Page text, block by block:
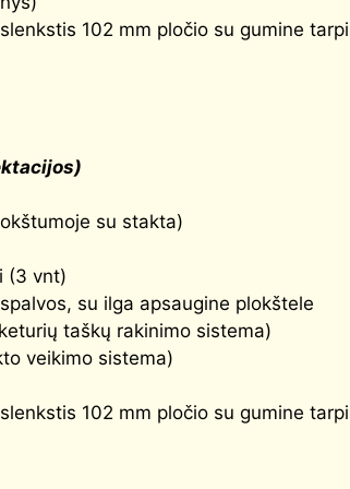
102 mm pločio su gumine
su stakta)
(3 vnt)
su ilga apsaugine plokštele
taškų rakinimo sistema)
veikimo sistema)
102 mm pločio su gumine